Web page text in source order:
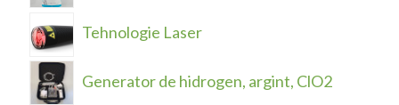
Tehnologie Laser
Generator de hidrogen, argint, ClO2